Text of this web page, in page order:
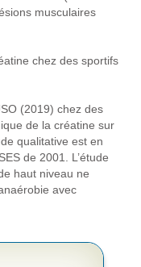
musculaires
chez des sportifs
(2019) chez des
de la créatine sur
qualitative est en
de 2001. L’étude
haut niveau ne
avec